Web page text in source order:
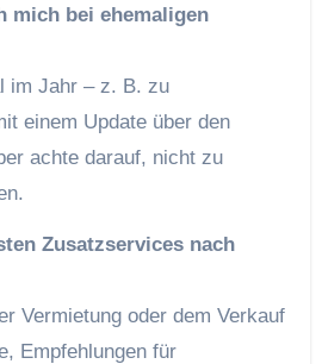
mich bei ehemaligen
im Jahr – z. B. zu
einem Update über den
achte darauf, nicht zu
Zusatzservices nach
Vermietung oder dem Verkauf
Empfehlungen für